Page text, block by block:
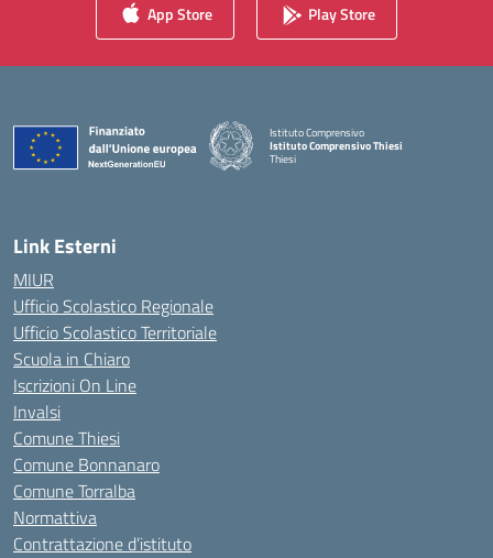
App Store Play Store
Istituto Comprensivo
Istituto Comprensivo Thiesi
Thiesi
Link Esterni
MIUR
Ufficio Scolastico Regionale
Ufficio Scolastico Territoriale
Scuola in Chiaro
Iscrizioni On Line
Invalsi
Comune Thiesi
Comune Bonnanaro
Comune Torralba
Normattiva
Contrattazione d’istituto